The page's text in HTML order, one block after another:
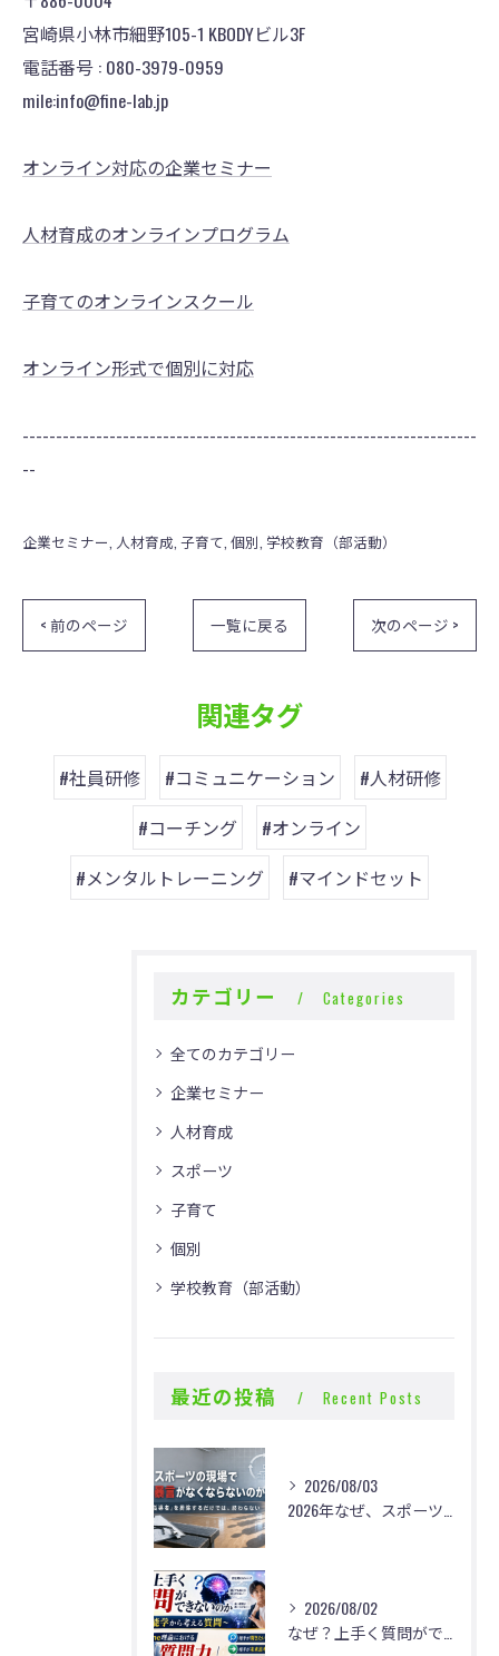
宮崎県小林市細野105-1 KBODYビル3F
電話番号 : 080-3979-0959
mile:info@fine-lab.jp
オンライン対応の企業セミナー
人材育成のオンラインプログラム
子育てのオンラインスクール
オンライン形式で個別に対応
--------------------------------------------------------------------
--
企業セミナー 人材育成 子育て 個別 学校教育（部活動）
< 前のページ 一覧に戻る 次のページ >
関連タグ
#社員研修 #コミュニケーション
#人材研修
#コーチング
#オンライン
#メンタルトレーニング
#マインドセット
カテゴリー Categories
全てのカテゴリー
企業セミナー
人材育成
スポーツ
子育て
個別
学校教育（部活動）
最近の投稿 Recent Posts
2026/08/03
2026/08/02